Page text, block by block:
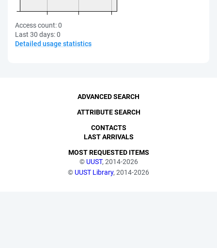
Access count:0
Last 30 days:0
Detailed usage statistics
© UUST, 2014-2026
© UUST Library, 2014-2026
ADVANCED SEARCH
ATTRIBUTE SEARCH
CONTACTS
LAST ARRIVALS
MOST REQUESTED ITEMS